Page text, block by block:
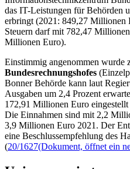
Union vermisst
Priorisierungen“
Für dieUnionsfraktion
Etat-Entwurf. Die von
verkündete Zeitenwende zeige
Rekordschulen. „Nennenswerte
sind nicht erkennbar“, sagte der
Im Gegenteil sattle die
Verweis auf die im Haushalt
Entlastung der Bürgerinnen und
Christdemokraten unzureichend.